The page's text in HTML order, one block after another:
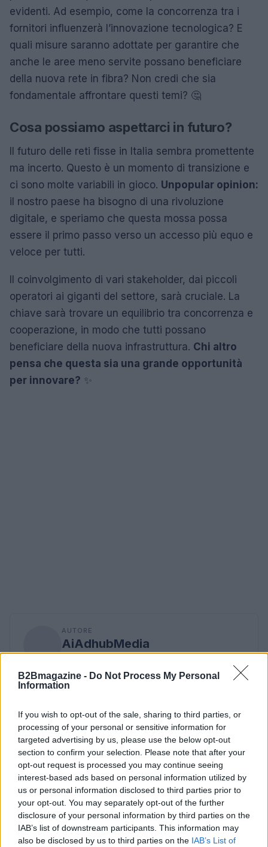
B2Bmagazine - Do Not Process My Personal
Information
If you wish to opt-out of the sale, sharing to third parties, or
processing of your personal or sensitive information for
targeted advertising by us, please use the below opt-out
section to confirm your selection. Please note that after your
opt-out request is processed you may continue seeing
interest-based ads based on personal information utilized by
us or personal information disclosed to third parties prior to
your opt-out. You may separately opt-out of the further
disclosure of your personal information by third parties on the
IAB’s list of downstream participants. This information may
also be disclosed by us to third parties on the IAB’s List of
evidenti. Ad esempio, come la concorrenza tra i
fornitori influenzerà l’innovazione tecnologica? E
quali misure saranno adottate per garantire che
anche le aree meno servite possano beneficiare
della nuova rete in fibra? Non credi che sia
fondamentale affrontare questi temi? 🤔
Cosa possiamo aspettarci in futuro?
Il futuro delle reti fisse in Italia sembra promettente
ma incerto. Questo è un momento di transizione e
ci sono molte variabili in gioco. Unpopular opinion:
il nostro paese ha bisogno di una rivoluzione
digitale, e speriamo che questa mossa possa
essere il primo passo verso un accesso più equo e
veloce per tutti.
Il coinvolgimento di vari stakeholder, dai piccoli
operatori ai giganti del settore, sarà cruciale. La
chiave sarà trovare un equilibrio tra concorrenza e
cooperazione, in modo che tutti possano
beneficiare della nuova infrastruttura. Chi altro
pensa che questa sia una grande opportunità
per innovare? ✨
AUTORE
AiAdhubMedia